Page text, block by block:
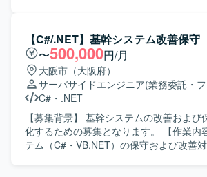
ー担当エンジニアと共に開発を行うこと
設計力の向上が期待できます。 【開発環境】 フロントエン
ドにReact、サーバーサイドにC#、データ
Serverを利用したWebシステムとなります
規機能追加などを行っていただきます。 【求める人物像】
主体的に業務を推進し、前向きかつ柔軟
求めております。 【ポジションの魅力】 上流工程からリリ
ースまで一連の工程に携わることができ
の保守・改善を通じて業務知識と開発ス
ていただけます。 【開発環境】 C#.NET、VB.NETを用いた
販売管理システムの開発・保守環境とな
【C#/.NET】基幹システム改善保守
〜500,000円/月
大阪市（大阪府）
サーバサイドエンジニア(業務委託・
C# ・ .NET
【募集背景】 基幹システムの改善および
化するための募集となります。 【作業内容】 販売管理シス
テム（C#・VB.NET）の保守および改善